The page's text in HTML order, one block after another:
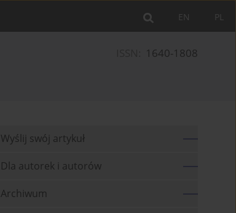
PL
EN
1640-1808
Wyślij swój artykuł
Dla autorek i autorów
Archiwum